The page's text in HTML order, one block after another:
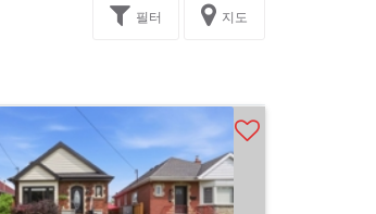
필터 지도